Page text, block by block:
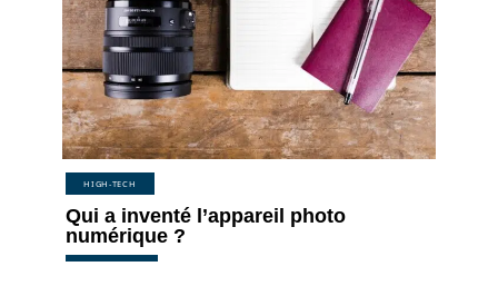
HIGH-TECH
Qui a inventé l’appareil photo
numérique ?